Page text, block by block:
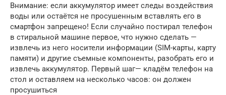
Внимание: если аккумулятор имеет следы воздействия
воды или остаётся не просушенным вставлять его в
смартфон запрещено! Если случайно постирал телефон
в стиральной машине первое, что нужно сделать —
извлечь из него носители информации (SIM-карты, карту
памяти) и другие съемные компоненты, разобрать его и
извлечь аккумулятор. Первый шаг— кладём телефон на
стол и оставляем на несколько часов: он должен
просушиться